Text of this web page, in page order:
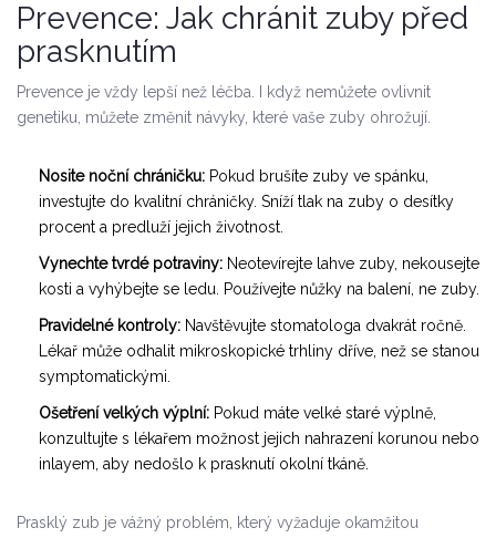
Prevence: Jak chránit zuby před
prasknutím
Prevence je vždy lepší než léčba. I když nemůžete ovlivnit
genetiku, můžete změnit návyky, které vaše zuby ohrožují.
Nosite noční chráničku: Pokud brušíte zuby ve spánku,
investujte do kvalitní chráničky. Sníží tlak na zuby o desítky
procent a predluží jejich životnost.
Vynechte tvrdé potraviny: Neotevírejte lahve zuby, nekousejte
kosti a vyhýbejte se ledu. Používejte nůžky na balení, ne zuby.
Pravidelné kontroly: Navštěvujte stomatologa dvakrát ročně.
Lékař může odhalit mikroskopické trhliny dříve, než se stanou
symptomatickými.
Ošetření velkých výplní: Pokud máte velké staré výplně,
konzultujte s lékařem možnost jejich nahrazení korunou nebo
inlayem, aby nedošlo k prasknutí okolní tkáně.
Prasklý zub je vážný problém, který vyžaduje okamžitou